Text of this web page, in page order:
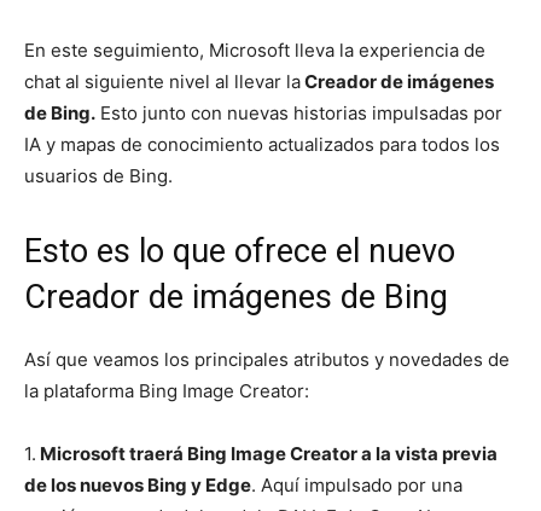
En este seguimiento, Microsoft lleva la experiencia de
chat al siguiente nivel al llevar laCreador de imágenes
de Bing. Esto junto con nuevas historias impulsadas por
IA y mapas de conocimiento actualizados para todos los
usuarios de Bing.
Esto es lo que ofrece el nuevo
Creador de imágenes de Bing
Así que veamos los principales atributos y novedades de
la plataforma Bing Image Creator:
1. Microsoft traerá Bing Image Creator a la vista previa
de los nuevos Bing y Edge. Aquí impulsado por una